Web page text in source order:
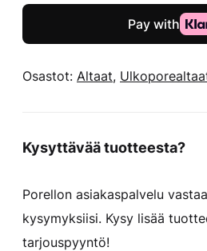
Platinum
määrä
Osastot: Altaat,
Kysyttävää tuotteesta?
Porellon asiakaspalvelu
kysymyksiisi. Kysy lisää
tarjouspyyntö!